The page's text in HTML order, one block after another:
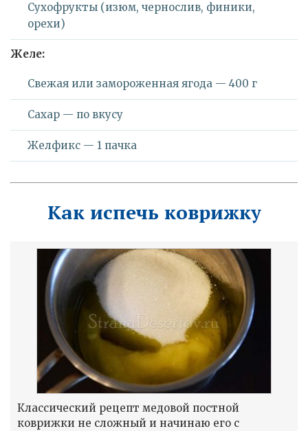
Сухофрукты (изюм, чернослив, финики,
орехи)
Желе:
Свежая или замороженная ягода — 400 г
Сахар — по вкусу
Желфикс — 1 пачка
Как испечь коврижку
Классический рецепт медовой постной
коврижки не сложный и начинаю его с